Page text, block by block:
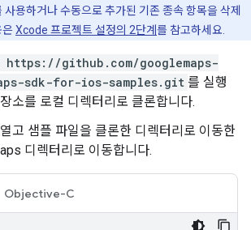
용하거나 수동으로 추가된 기존 종속 항목을 삭제
은Xcode 프로젝트 설정의 2단계 를 참고하세요.
github.com/googlemaps-
sdk-for-ios-samples.git 를 실행
소를 로컬 디렉터리로 클론합니다.
고 샘플 파일을 클론한 디렉터리로 이동한
디렉터리로 이동합니다.
Objective-C